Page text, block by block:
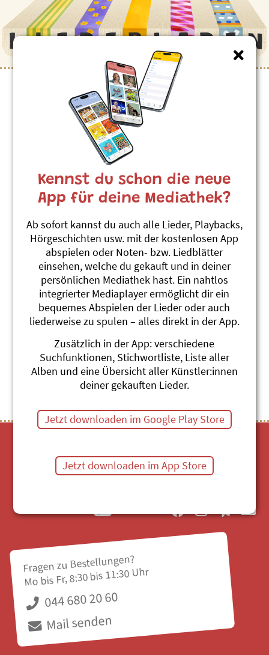
Kinderlieder zum Thema
”Talent”
Ich chan öppis guet, guet, guet (Lied)
Andrew Bond
Blueme für de Samichlaus
#Mut #Samichlaus #Talent
S grööschte Talänt
Andrew Bond
Monschterjäger und anderi Brüef
#Talent
Zäme simmer starch
Simon Vetterli
Hand in Hand
#Talent #Miteinander (Gruppe)
#Anders sein
Themenübersicht Stichwörter A-Z
Fragen zu Bestellungen?
Mo bis Fr, 8:30 bis 11:30 Uhr
044 680 20 60
Mail senden
Kennst du schon die neue
App für deine Mediathek?
Ab sofort kannst du auch alle Lieder, Playbacks,
Hörgeschichten usw. mit der kostenlosen App
abspielen oder Noten- bzw. Liedblätter
einsehen, welche du gekauft und in deiner
persönlichen Mediathek hast. Ein nahtlos
integrierter Mediaplayer ermöglicht dir ein
bequemes Abspielen der Lieder oder auch
liederweise zu spulen – alles direkt in der App.
Zusätzlich in der App: verschiedene
Suchfunktionen, Stichwortliste, Liste aller
Alben und eine Übersicht aller Künstler:innen
deiner gekauften Lieder.
Jetzt downloaden im Google Play Store
Jetzt downloaden im App Store